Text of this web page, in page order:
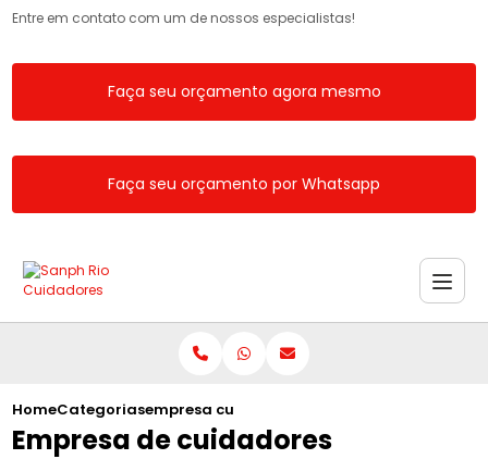
Entre em contato com um de nossos especialistas!
Faça seu orçamento agora mesmo
Faça seu orçamento por Whatsapp
HomeCategoriasempresa cuidadores
Empresa de cuidadores